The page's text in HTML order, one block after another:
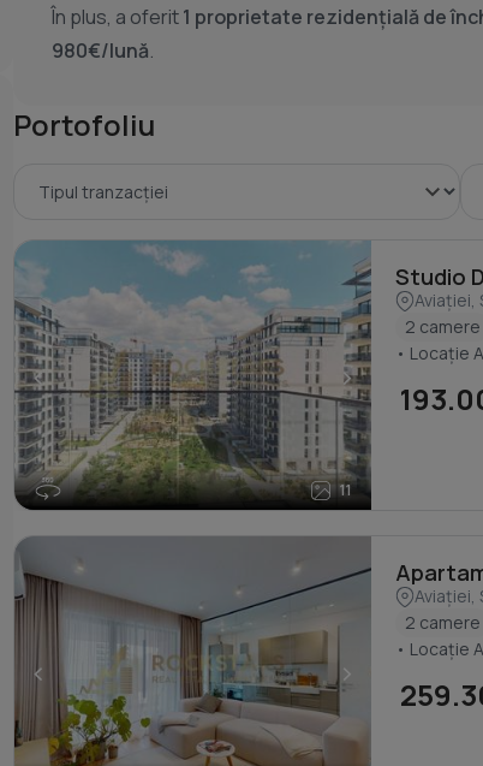
În plus, a oferit1 proprietate rezidențială de
980€/lună.
Portofoliu
11
< >
Aviației,
2 camere
• Locație
< >
Aviației,
2 camere
• Locație